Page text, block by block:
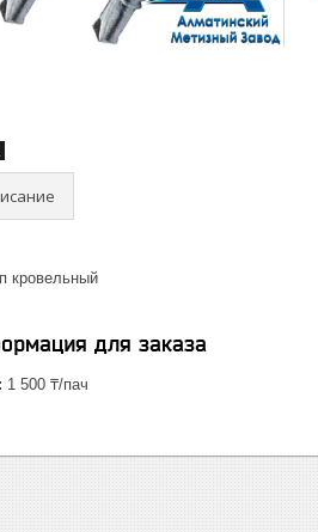
кровельный
для заказа
1 500 ₸/пач